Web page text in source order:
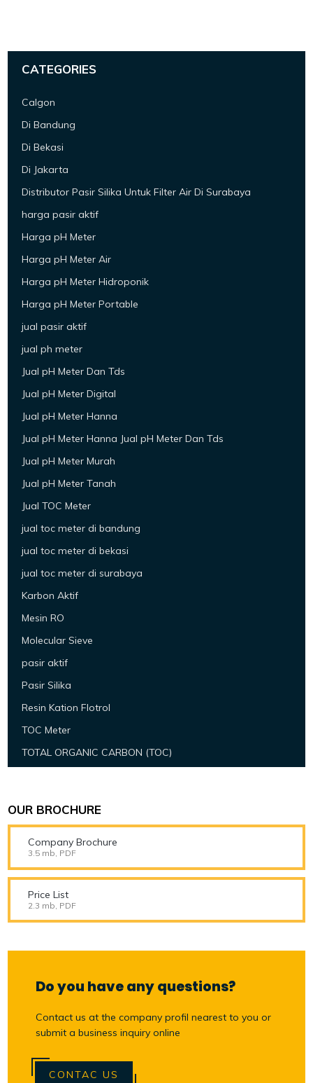
CATEGORIES
Calgon
Di Bandung
Di Bekasi
Di Jakarta
Distributor Pasir Silika Untuk Filter Air Di Surabaya
harga pasir aktif
Harga pH Meter
Harga pH Meter Air
Harga pH Meter Hidroponik
Harga pH Meter Portable
jual pasir aktif
jual ph meter
Jual pH Meter Dan Tds
Jual pH Meter Digital
Jual pH Meter Hanna
Jual pH Meter Hanna Jual pH Meter Dan Tds
Jual pH Meter Murah
Jual pH Meter Tanah
Jual TOC Meter
jual toc meter di bandung
jual toc meter di bekasi
jual toc meter di surabaya
Karbon Aktif
Mesin RO
Molecular Sieve
pasir aktif
Pasir Silika
Resin Kation Flotrol
TOC Meter
TOTAL ORGANIC CARBON (TOC)
OUR BROCHURE
Company Brochure
3.5 mb, PDF
Price List
2.3 mb, PDF
Do you have any questions?
Contact us at the company profil nearest to you or
submit a business inquiry online
CONTAC US